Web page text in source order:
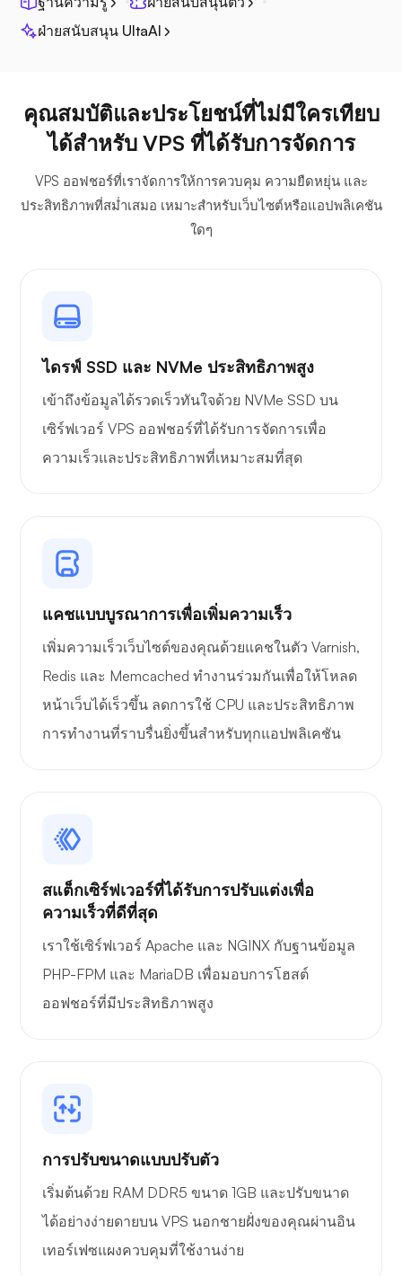
เพล็กซ์
สิ่งมหัศจรรย์
พอร์เทนเนอร์
ฝ่ายสนับสนุน UltaAI
คุณสมบัติและประโยชน์ที่ไม่มีใครเทียบ
ได้สำหรับ VPS ที่ได้รับการจัดการ
VPS ออฟชอร์ที่เราจัดการให้การควบคุม ความยืดหยุ่น และ
ประสิทธิภาพที่สม่ำเสมอ เหมาะสำหรับเว็บไซต์หรือแอปพลิเคชัน
ใดๆ
ไดรฟ์ SSD และ NVMe ประสิทธิภาพสูง
เข้าถึงข้อมูลได้รวดเร็วทันใจด้วย NVMe SSD บน
เซิร์ฟเวอร์ VPS ออฟชอร์ที่ได้รับการจัดการเพื่อ
ความเร็วและประสิทธิภาพที่เหมาะสมที่สุด
แคชแบบบูรณาการเพื่อเพิ่มความเร็ว
เพิ่มความเร็วเว็บไซต์ของคุณด้วยแคชในตัว Varnish,
Redis และ Memcached ทำงานร่วมกันเพื่อให้โหลด
หน้าเว็บได้เร็วขึ้น ลดการใช้ CPU และประสิทธิภาพ
การทำงานที่ราบรื่นยิ่งขึ้นสำหรับทุกแอปพลิเคชัน
สแต็กเซิร์ฟเวอร์ที่ได้รับการปรับแต่งเพื่อ
ความเร็วที่ดีที่สุด
เราใช้เซิร์ฟเวอร์ Apache และ NGINX กับฐานข้อมูล
PHP-FPM และ MariaDB เพื่อมอบการโฮสต์
ออฟชอร์ที่มีประสิทธิภาพสูง
การปรับขนาดแบบปรับตัว
เริ่มต้นด้วย RAM DDR5 ขนาด 1GB และปรับขนาด
ได้อย่างง่ายดายบน VPS นอกชายฝั่งของคุณผ่านอิน
เทอร์เฟซแผงควบคุมที่ใช้งานง่าย